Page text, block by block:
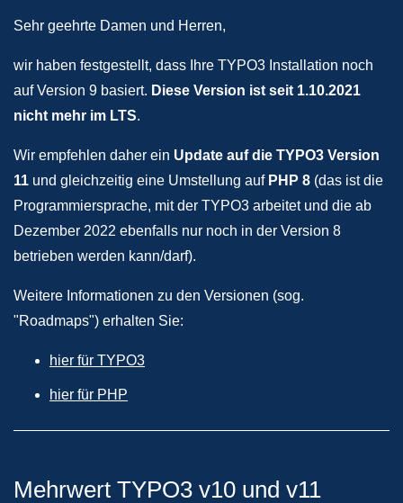
Sehr geehrte Damen und Herren,
wir haben festgestellt, dass Ihre TYPO3 Installation noch
auf Version 9 basiert. Diese Version ist seit 1.10.2021
nicht mehr im LTS.
Wir empfehlen daher ein Update auf die TYPO3 Version
11 und gleichzeitig eine Umstellung auf PHP 8 (das ist die
Programmiersprache, mit der TYPO3 arbeitet und die ab
Dezember 2022 ebenfalls nur noch in der Version 8
betrieben werden kann/darf).
Weitere Informationen zu den Versionen (sog.
"Roadmaps") erhalten Sie:
hier für TYPO3
hier für PHP
Mehrwert TYPO3 v10 und v11